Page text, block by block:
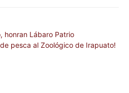
honran Lábaro Patrio
pesca al Zoológico de Irapuato!